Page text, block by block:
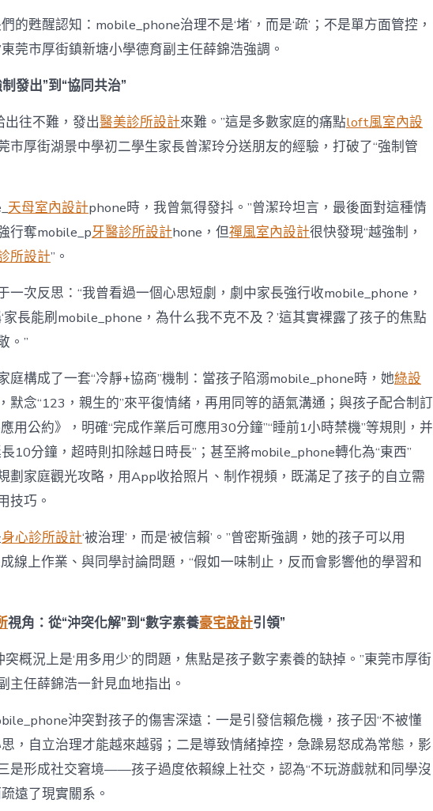
的甦醒認知：mobile_phone治理不是‘堵’，而是‘疏’；不是單方面管控，
莞市厚街鎮新塘小學德育副主任薛錦浩強調。
發出”到“協同共治”
出往不難，發出醫美診所設計來難。”這是多數家庭的痛點loft風室內設
市厚街湖景中學初二學生家長曾潔玲分送朋友的經驗，打破了“強制管
天母室內設計phone時，我曾氣得發抖。”曾潔玲坦言，最後面對這種情
行奪mobile_p牙醫診所設計hone，但禪風室內設計很快發現“越強制，
所設計”。
一次反思：“我曾看過一個心思短劇，劇中家長強行收mobile_phone，
‘家長能刷mobile_phone，為什么我不克不及？’這其實裸露了孩子的焦點
。”
庭構成了一套“冷靜+協商”機制：當孩子陷溺mobile_phone時，她綠設
默念“123，親生的”來平復情緒，再用同等的語氣溝通；與孩子配合制訂
用公約》，明確“完成作業后可應用30分鐘”“睡前1小時禁機”等規則，并
10分鐘，超時則扣除越日時長”；甚至將mobile_phone轉化為“東西”
家庭觀光攻略，用App收拾照片、制作視頻，既滿足了孩子的自立需
技巧。
身心診所設計‘被治理’，而是‘被信賴’。”曾密斯強調，她的孩子可以用
線上作業、與同學討論問題，“假如一味制止，反而會影響他的學習和
視角：從“沖突化解”到“數字素養豪宅設計引領”
概況上是‘用多用少’的問題，焦點是孩子數字素養的缺掉。”東莞市厚街
主任薛錦浩一針見血地指出。
沖突對孩子的傷害深遠：一是引發信賴危機，孩子因“不被懂
，自立治理才能越來越弱；二是導致情緒掉控，急躁易怒成為常態，影
是形成社交窘境——孩子過度依賴線上社交，認為“不玩游戲就和同學沒
遠了現實關系。